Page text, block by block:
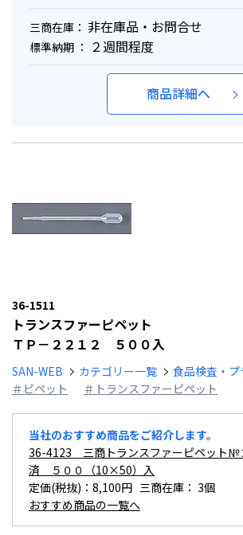
三商在庫： 非在庫品・お問合せ
標準納期 ： ２週間程度
商品詳細へ
36-1511
トランスファーピペット
ＴＰ－２２１２ ５００入
SAN-WEB カテゴリー一覧
食品検査・
＃ピペット
＃トランスファーピペット
当社のおすすめ商品をご紹介します。
36-4123 三商トランスファーピペッ
済 ５００（10×50）入
定価(税抜)：8,100円 三商在庫： 3個
おすすめ商品の一覧へ